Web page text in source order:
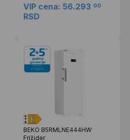
VIP cena: 56.293 00
RSD
BEKO B5RMLNE444HW
Frižider